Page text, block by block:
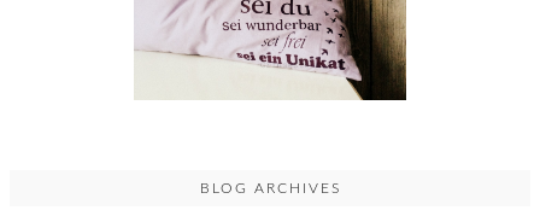
BLOG ARCHIVES